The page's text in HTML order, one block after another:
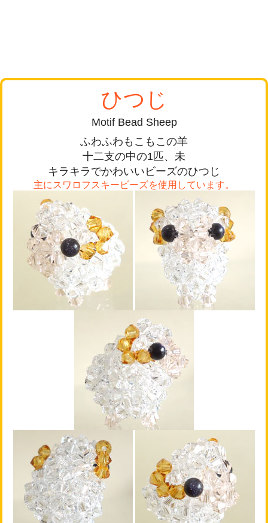
ひつじ
Motif Bead Sheep
ふわふわもこもこの羊
十二支の中の1匹、未
キラキラでかわいいビーズのひつじ
主にスワロフスキービーズを使用しています。